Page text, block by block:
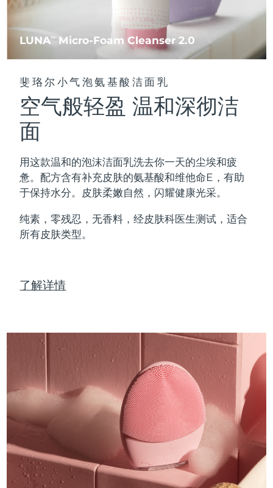
LUNATM Micro-Foam Cleanser 2.0
斐珞尔小气泡氨基酸洁面乳
空气般轻盈 温和深彻洁
面
用这款温和的泡沫洁面乳洗去你一天的尘埃和疲
惫。配方含有补充皮肤的氨基酸和维他命E，有助
于保持水分。皮肤柔嫩自然，闪耀健康光采。
纯素，零残忍，无香料，经皮肤科医生测试，适合
所有皮肤类型。
了解详情
LUNA™ 护肤
Premium cleansers & balm
LUNA™ 设备
All facial cleansing devices
Rejuvenation & hydration
UFO™ 设备
All deep facial hydration devices
issa™ Teeth Whitening Set
Dual LED + sonic device & 18% PAP gel
ISSA™ 设备
All silicone sonic toothbrushes
FAQ™ 103
Luxurious clinical anti-aging set
FAQ™ P1 Primer
FAQ™产品
All anti-aging treatments
FAQ™ 211
Anti-aging neck & décolleté LED mask
FAQ™ 221
FAQ™产品
All LED treatments
FAQ™ Scalp Serum
Scalp recovery probiotic serum
FAQ™护肤品
All FAQ™ skincare
All hair treatments
FAQ™ 502
Full-Spectrum Red Light Therapy
FAQ™ Red Light Serum
All FAQ™ skincare
FAQ™ products
All toning treatments
脱毛
Professional IPL hair removal device
IPL hair removal
PEACH™ Cooling Prep Gel
Cooling IPL hair removal gel
Microcurrent body toning
Massaging body brush
痘肌护理
ESPADA™ 2 plus
Recurring acne LED therapy
ESPADA™ Blemish Solution
Concentrated acne gel
ESPADA™ 设备
All acne treatment devices
眼部护理
BEAR™ 2 eyes & lips
Microcurrent line smoothing device
眼部护肤
Advanced eye care treatment
眼部护理设备
All revitalizing eye massagers
KIWI™
Blackhead remover
KIWI™ 皮肤护理
Advanced pore care essentials
FLIP™ play advanced
LED light hairbrush
LUNA™ Dual-Peptide Scalp
For healthy hair
牙齿美白
issa™ Teeth Whitening Set
Dual LED + sonic device & 18% PAP gel
issa™ Teeth Whitening Gel
更多的
护肤品 男士
捷克 09/08/2026
丹麦 预计送达日期 09/08/2026
芬兰
法国
德国 预计送达日期09/08/2026
希腊
匈牙利
印度尼西亚 预计送达日期 07/08/2026
爱尔兰 预计送达日期 09/08/2026
马恩岛 预计送达日期 11/08/2026
预计送达日期 13/08/2026
意大利 预计送达日期 09/08/2026